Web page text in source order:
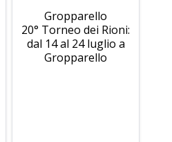
Gropparello
20° Torneo dei Rioni:
dal 14 al 24 luglio a
Gropparello